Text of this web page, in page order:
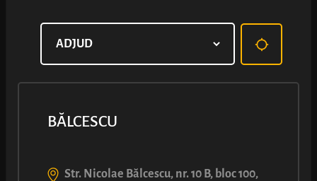
BĂLCESCU
Str. Nicolae Bălcescu, nr. 10 B, bloc 100,